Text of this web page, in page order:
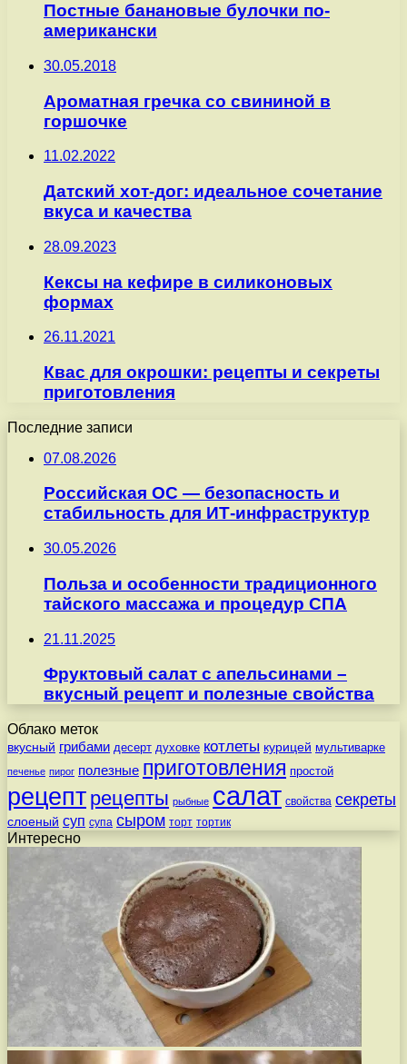
Постные банановые булочки по-
американски
30.05.2018
Ароматная гречка со свининой в
горшочке
11.02.2022
Датский хот-дог: идеальное сочетание
вкуса и качества
28.09.2023
Кексы на кефире в силиконовых
формах
26.11.2021
Квас для окрошки: рецепты и секреты
приготовления
Последние записи
07.08.2026
Российская ОС — безопасность и
стабильность для ИТ-инфраструктур
30.05.2026
Польза и особенности традиционного
тайского массажа и процедур СПА
21.11.2025
Фруктовый салат с апельсинами –
вкусный рецепт и полезные свойства
Облако меток
вкусный грибами десерт духовке котлеты курицей мультиварке
печенье пирог полезные приготовления простой
рецепт рецепты рыбные салат свойства секреты
слоеный суп супа сыром торт тортик
Интересно